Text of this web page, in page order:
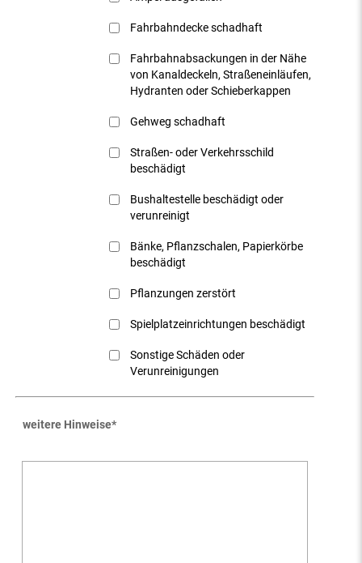
Fahrbahndecke schadhaft
Fahrbahnabsackungen in der Nähe
von Kanaldeckeln, Straßeneinläufen,
Hydranten oder Schieberkappen
Gehweg schadhaft
Straßen- oder Verkehrsschild
beschädigt
Bushaltestelle beschädigt oder
verunreinigt
Bänke, Pflanzschalen, Papierkörbe
beschädigt
Pflanzungen zerstört
Spielplatzeinrichtungen beschädigt
Sonstige Schäden oder
Verunreinigungen
weitere Hinweise*